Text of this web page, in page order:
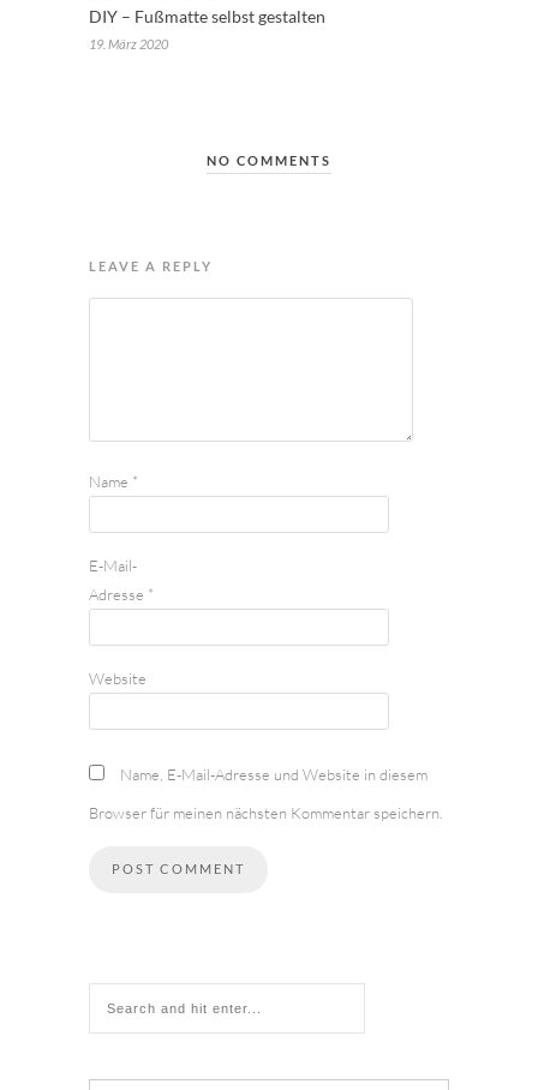
DIY – Fußmatte selbst gestalten
19. März 2020
NO COMMENTS
LEAVE A REPLY
Name *
E-Mail-
Adresse *
Website
Name, E-Mail-Adresse und Website in diesem
Browser für meinen nächsten Kommentar speichern.